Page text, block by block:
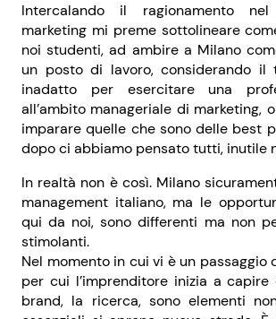
Intercalando il ragionamento
marketing mi preme sottolineare
noi studenti, ad ambire a Milano
un posto di lavoro, considerando il
inadatto per esercitare una
all’ambito manageriale di marketing,
imparare quelle che sono delle best
dopo ci abbiamo pensato tutti, inutile
In realtà non è così. Milano
management italiano, ma le
qui da noi, sono differenti ma non
stimolanti.
Nel momento in cui vi è un passaggio
per cui l’imprenditore inizia a
brand, la ricerca, sono elementi